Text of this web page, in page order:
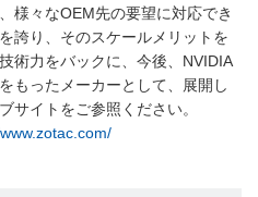
様々なOEM先の要望に対応でき
誇り、そのスケールメリットを
術力をバックに、今後、NVIDIA
もったメーカーとして、展開し
サイトをご参照ください。